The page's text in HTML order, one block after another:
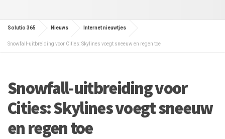
Solutio 365 Nieuws Internet nieuwtjes
Snowfall-uitbreiding voor Cities: Skylines voegt sneeuw en regen toe
Snowfall-uitbreiding voor
Cities: Skylines voegt sneeuw
en regen toe